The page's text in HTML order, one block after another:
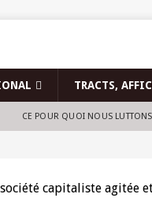
TRACTS,
CE POUR QUOI NOUS LUTTONS
capitaliste agitée